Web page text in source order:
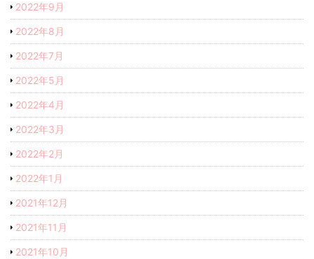
2022年9月
2022年8月
2022年7月
2022年5月
2022年4月
2022年3月
2022年2月
2022年1月
2021年12月
2021年11月
2021年10月